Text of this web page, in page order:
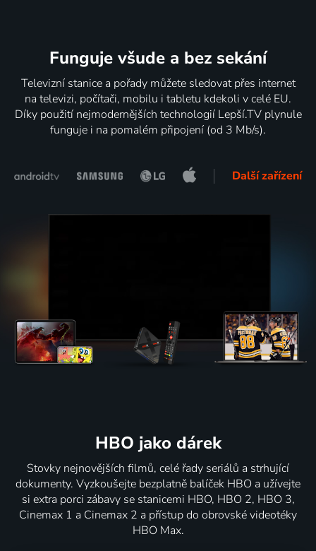
Funguje všude a bez sekání
Televizní stanice a pořady můžete sledovat přes internet
na televizi, počítači, mobilu i tabletu kdekoli v celé EU.
Díky použití nejmodernějších technologií Lepší.TV plynule
funguje i na pomalém připojení (od 3 Mb/s).
Další zařízení
HBO jako dárek
Stovky nejnovějších filmů, celé řady seriálů a strhující
dokumenty. Vyzkoušejte bezplatně balíček HBO a užívejte
si extra porci zábavy se stanicemi HBO, HBO 2, HBO 3,
Cinemax 1 a Cinemax 2 a přístup do obrovské videotéky
HBO Max.